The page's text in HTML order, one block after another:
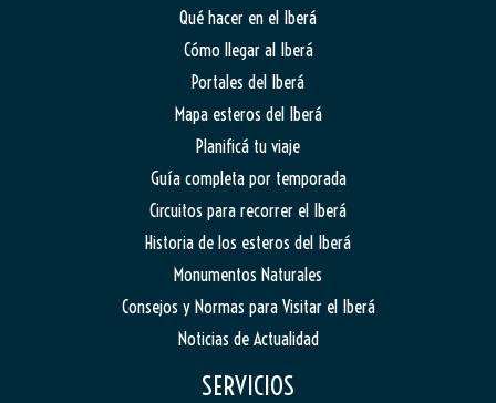
Qué hacer en el Iberá
Cómo llegar al Iberá
Portales del Iberá
Mapa esteros del Iberá
Planificá tu viaje
Guía completa por temporada
Circuitos para recorrer el Iberá
Historia de los esteros del Iberá
Monumentos Naturales
Consejos y Normas para Visitar el Iberá
Noticias de Actualidad
SERVICIOS